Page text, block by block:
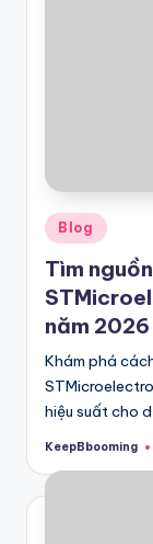
Posted
in
Blog
Tìm
năm 2026
Khám phá
hiệu suất cho
Posted
KeepBbooming